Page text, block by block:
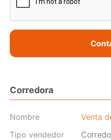
Corredora
Nombre
Venta
Tipo vendedor